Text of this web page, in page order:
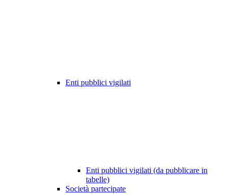
Enti pubblici vigilati
Enti pubblici vigilati (da pubblicare in
tabelle)
Società partecipate